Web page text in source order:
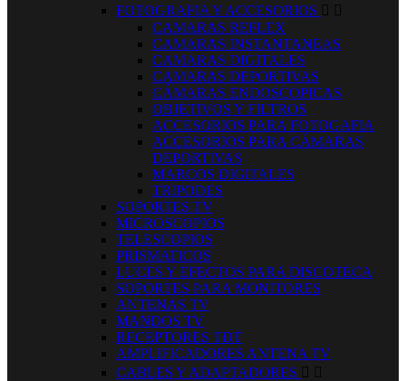
FOTOGRAFIA Y ACCESORIOS  
CAMARAS REFLEX
CAMARAS INSTANTANEAS
CAMARAS DIGITALES
CAMARAS DEPORTIVAS
CÁMARAS ENDOSCOPICAS
OBJETIVOS Y FILTROS
ACCESORIOS PARA FOTOGAFIA
ACCESORIOS PARA CÁMARAS
DEPORTIVAS
MARCOS DIGITALES
TRIPODES
SOPORTES TV
MICROSCOPIOS
TELESCOPIOS
PRISMATICOS
LUCES Y EFECTOS PARA DISCOTECA
SOPORTES PARA MONITORES
ANTENAS TV
MANDOS TV
RECEPTORES TDT
AMPLIFICADORES ANTENA TV
CABLES Y ADAPTADORES  